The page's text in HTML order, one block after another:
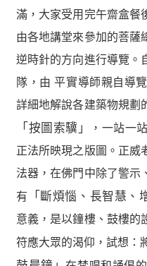
滿，大家受用完午齋盒餐
由各地講堂來參加的菩薩
逆時針的方向進行導覽。
隊，由 平實導師親自導
詳細地解說各建築物規劃
「按圖索驥」
，一站一
正法所映現之版圖。正威
法器，在佛門中除了警示
有 「斷煩惱、長智慧、
意義，是以鐘樓、鼓樓的
符應大眾的渴仰，試想：